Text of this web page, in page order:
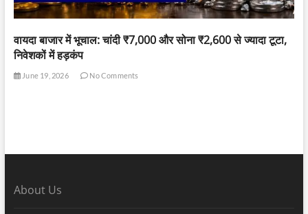
वायदा बाजार में भूचाल: चांदी ₹7,000 और सोना ₹2,600 से ज्यादा टूटा,
निवेशकों में हड़कंप
June 19, 2026 No Comments
About Us